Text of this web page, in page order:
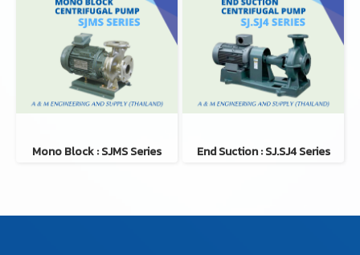
Mono Block : SJMS Series End Suction : SJ.SJ4 Series